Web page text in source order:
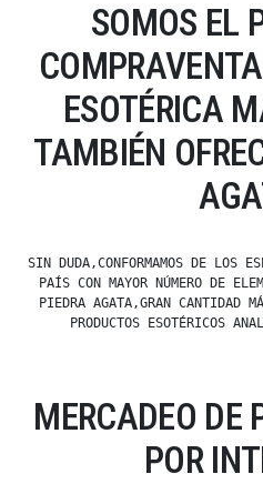
SOMOS EL
ESOTÉRICA
TAMBIÉN
SIN DUDA,CONFORMAMOS DE LOS
PAÍS CON MAYOR NÚMERO DE
PIEDRA AGATA,GRAN CANTIDAD
PRODUCTOS ESOTÉRICOS
MERCADEO DE
POR